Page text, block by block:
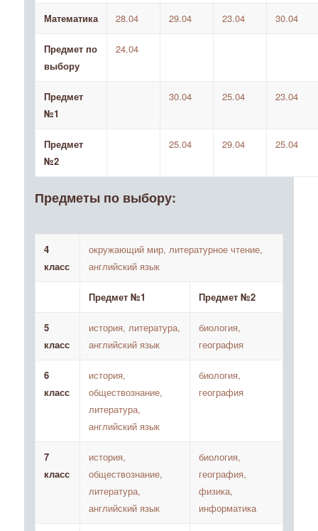
Математика 28.04 29.04 23.04 30.04
Предмет по
выбору
24.04
Предмет
№1
30.04 25.04 23.04
Предмет
№2
25.04 29.04 25.04
Предметы по выбору:
4
класс
окружающий мир, литературное чтение,
английский язык
Предмет №1 Предмет №2
5
класс
история, литература,
английский язык
биология,
география
6
класс
история,
обществознание,
литература,
английский язык
биология,
география
7
класс
история,
обществознание,
литература,
английский язык
биология,
география,
физика,
информатика